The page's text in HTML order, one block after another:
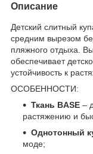
Описание
Детский слитный
средним вырезом
пляжного отдыха.
обеспечивает
устойчивость к
ОСОБЕННОСТИ:
Ткань BASE –
растяжению и
Однотонный
моде;